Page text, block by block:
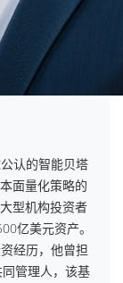
认的智能贝塔
面量化策略的
型机构投资者
亿美元资产。
经历，他曾担
管理人，该基